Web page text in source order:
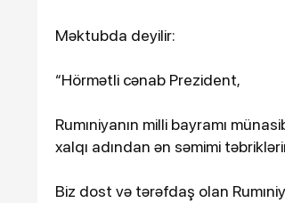
Məktubda deyilir:
“Hörmətli cənab Prezident,
Rumıniyanın milli bayramı
xalqı adından ən səmimi
Biz dost və tərəfdaş olan